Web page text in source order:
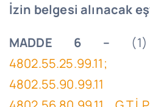
İzin belgesi alınacak
MADDE 6 –
4802.55.25.99.11;